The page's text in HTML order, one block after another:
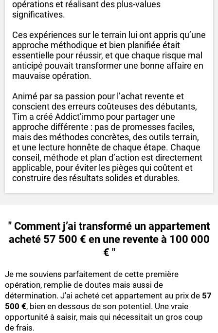
opérations et réalisant des plus-values
significatives.
Ces expériences sur le terrain lui ont appris qu’une
approche méthodique et bien planifiée était
essentielle pour réussir, et que chaque risque mal
anticipé pouvait transformer une bonne affaire en
mauvaise opération.
Animé par sa passion pour l’achat revente et
conscient des erreurs coûteuses des débutants,
Tim a créé Addict’immo pour partager une
approche différente : pas de promesses faciles,
mais des méthodes concrètes, des outils terrain,
et une lecture honnête de chaque étape. Chaque
conseil, méthode et plan d’action est directement
applicable, pour éviter les pièges qui coûtent et
construire des résultats solides et durables.
" Comment j’ai transformé un appartement
acheté 57 500 € en une revente à 100 000
€ "
Je me souviens parfaitement de cette première
opération, remplie de doutes mais aussi de
détermination. J’ai acheté cet appartement au prix de 57
500 €, bien en dessous de son potentiel. Une vraie
opportunité à saisir, mais qui nécessitait un gros coup
de frais.